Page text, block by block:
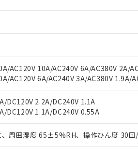
AC120V 10A/AC240V 6A/AC380V 2A/
AC120V 6A/AC240V 3A/AC380V 1.9A/
DC120V 2.2A/DC240V 1.1A
DC120V 1.1A/DC240V 0.55A
周囲湿度 65±5%RH、操作ひん度 30
制御機器事業取扱商品の当社在庫状況お
扱商品の中には、本サービスの対象外と
び標準価格はお客様のお取引先、または
ください。
価格結果を当社の事前の承諾なく第三者
品リスト作成サービス）をご利用いただ
す。
イト上で当社にご登録された部品リスト
ービスに関するお客様との取引・商談に
(DEHP)(別名：DOP) 1000ppm以下、フタル酸ブチ
ル酸ジイソブチル (DIBP) 1000ppm以下
び制御機器に対する適用除外項目は除く。
いては閾値を超える意図的な使用がないことを確認
どにより、予定月が前後することがあり
ロード
率が中国RoHSの基準値を超えているこ
、 Cd(カドミウム) : 100ppm、
キシル)) : 1000ppm
）のすべてが基準値以下であることを示
販売部門へお問い合わせください。
製品のうち、外国為替および外国貿易法
をとります。
核兵器、ミサイル、化学兵器、生物兵器
しません。
第三者に販売する場合は、上記1、2およ
ないが在庫あり
在庫状況については、お客様のお取引先
社販売員にご確認ください)
また在庫状況の情報を公開していない機種